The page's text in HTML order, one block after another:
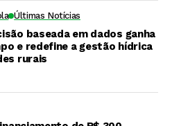
Últimas Notícias
baseada em dados ganha
e redefine a gestão hídrica
rurais